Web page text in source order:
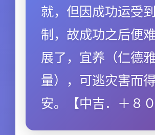
就，但因成功运受
制，故成功之后便
展了，宜养（仁德雅
量），可逃灾害而
安。【中吉．＋８０